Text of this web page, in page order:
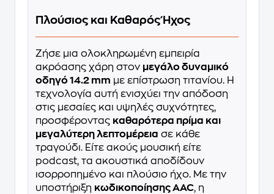
Πλούσιος και Καθαρός Ήχος
Ζήσε μια ολοκληρωμένη εμπειρία
ακρόασης χάρη στον μεγάλο δυναμικό
οδηγό 14.2 mm με επίστρωση τιτανίου. Η
τεχνολογία αυτή ενισχύει την απόδοση
στις μεσαίες και υψηλές συχνότητες,
προσφέροντας καθαρότερα πρίμα και
μεγαλύτερη λεπτομέρεια σε κάθε
τραγούδι. Είτε ακούς μουσική είτε
podcast, τα ακουστικά αποδίδουν
ισορροπημένο και πλούσιο ήχο. Με την
υποστήριξη κωδικοποίησης AAC, η